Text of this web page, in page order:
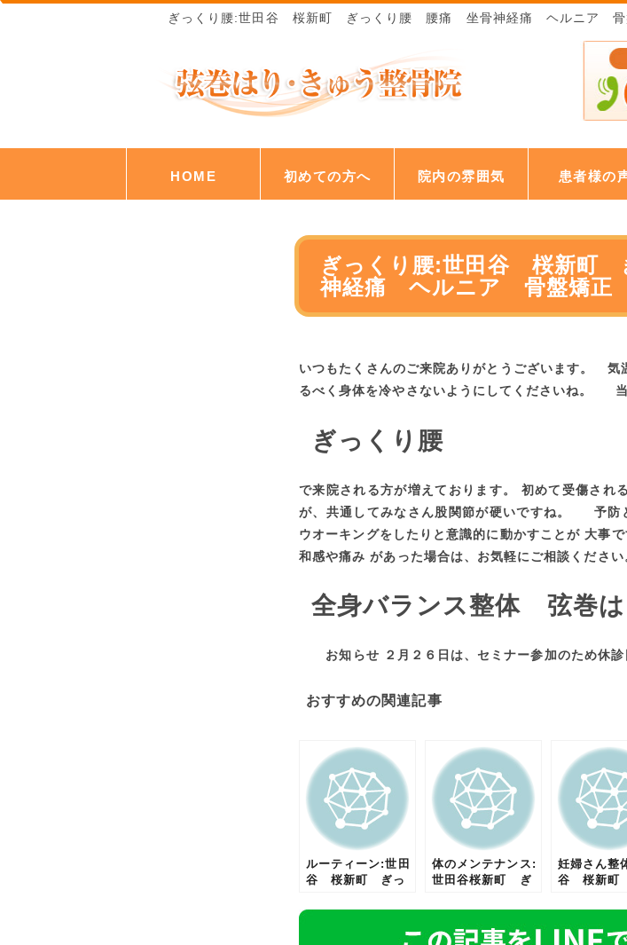
ぎっくり腰:世田谷 桜新町 ぎっくり腰 腰痛 坐骨神経痛 ヘルニア 骨
HOME 初めての方へ 院内の雰囲気 患者様の
ぎっくり腰:世田谷 桜新
神経痛 ヘルニア 骨盤矯正
いつもたくさんのご来院ありがとうございます。 気
るべく身体を冷やさないようにしてくださいね。
ぎっくり腰
で来院される方が増えております。 初めて受傷され
が、共通してみなさん股関節が硬いですね。 予防
ウオーキングをしたりと意識的に動かすことが 大事
和感や痛み があった場合は、お気軽にご相談くださ
全身バランス整体 弦巻
お知らせ ２月２６日は、セミナー参加のため休診
おすすめの関連記事
ルーティーン:世田
谷 桜新町 ぎっ
骨神経痛 ヘルニ
体のメンテナンス:
世田谷桜新町 ぎ
坐骨神経痛 ヘル
ニア 骨盤
妊婦さん整
谷 桜新町
骨神経痛
ア 骨盤矯正